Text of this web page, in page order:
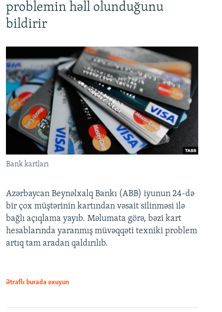
problemin həll olunduğunu
bildirir
Bank kartları
Azərbaycan Beynəlxalq Bankı (ABB) iyunun 24-də
bir çox müştərinin kartından vəsait silinməsi ilə
bağlı açıqlama yayıb. Məlumata görə, bəzi kart
hesablarında yaranmış müvəqqəti texniki problem
artıq tam aradan qaldırılıb.
Ətraflı burada oxuyun